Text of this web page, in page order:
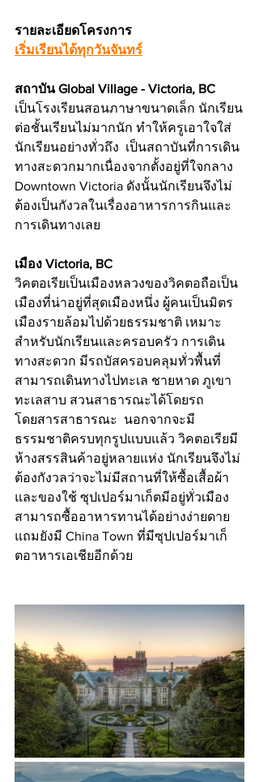
รายละเอียดโครงการ
เริ่มเรียนได้ทุกวันจันทร์
สถาบัน Global Village - Victoria, BC
เป็นโรงเรียนสอนภาษาขนาดเล็ก นักเรียน
ต่อชั้นเรียนไม่มากนัก ทำให้ครูเอาใจใส่
นักเรียนอย่างทั่วถึง  เป็นสถาบันที่การเดิน
ทางสะดวกมากเนื่องจากตั้งอยู่ที่ใจกลาง
Downtown Victoria ดังนั้นนักเรียนจึงไม่
ต้องเป็นกังวลในเรื่องอาหารการกินและ
การเดินทางเลย
เมือง Victoria, BC
วิคตอเรียเป็นเมืองหลวงของวิคตอถือเป็น
เมืองที่น่าอยู่ที่สุดเมืองหนึ่ง ผู้คนเป็นมิตร
เมืองรายล้อมไปด้วยธรรมชาติ เหมาะ
สำหรับนักเรียนและครอบครัว การเดิน
ทางสะดวก มีรถบัสครอบคลุมทั่วพื้นที่
สามารถเดินทางไปทะเล ชายหาด ภูเขา
ทะเลสาบ สวนสาธารณะได้โดยรถ
โดยสารสาธารณะ  นอกจากจะมี
ธรรมชาติครบทุกรูปแบบแล้ว วิคตอเรียมี
ห้างสรรสินค้าอยู่หลายแห่ง นักเรียนจึงไม่
ต้องกังวลว่าจะไม่มีสถานที่ให้ซื้อเสื้อผ้า
และของใช้ ซุปเปอร์มาเก็ตมีอยู่ทั่วเมือง
สามารถซื้ออาหารทานได้อย่างง่ายดาย
แถมยังมี China Town ที่มีซุปเปอร์มาเก็
ตอาหารเอเชียอีกด้วย